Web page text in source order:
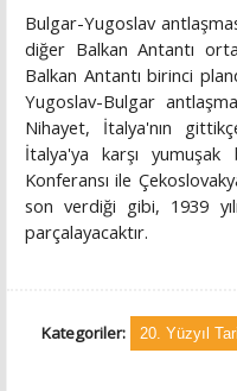
Bulgar-Yugoslav
diğer Balkan Antantı
Balkan Antantı birinci
Yugoslav-Bulgar
Nihayet, İtalya'nın
İtalya'ya karşı
Konferansı ile
son verdiği gibi, 1939
parçalayacaktır.
Kategoriler: 20. Yüzyıl